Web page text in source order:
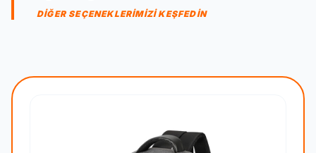
DİĞER SEÇENEKLERİMİZİ KEŞFEDİN